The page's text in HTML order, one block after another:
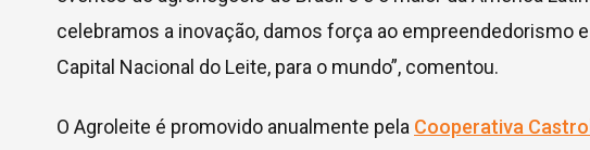
celebramos a inovação, damos força ao empreendedorismo
Capital Nacional do Leite, para o mundo”, comentou.
O Agroleite é promovido anualmente pela Cooperativa